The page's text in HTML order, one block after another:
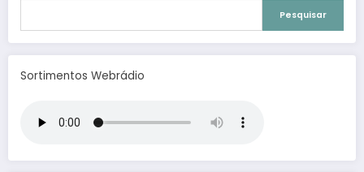
Pesquisar
Sortimentos Webrádio